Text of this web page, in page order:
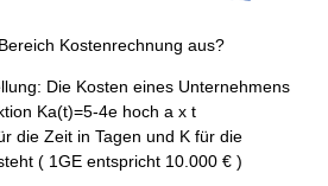
Kostenrechnung aus?
Die Kosten eines Unternehmens
Ka(t)=5-4e hoch a x t
die Zeit in Tagen und K für die
( 1GE entspricht 10.000 € )